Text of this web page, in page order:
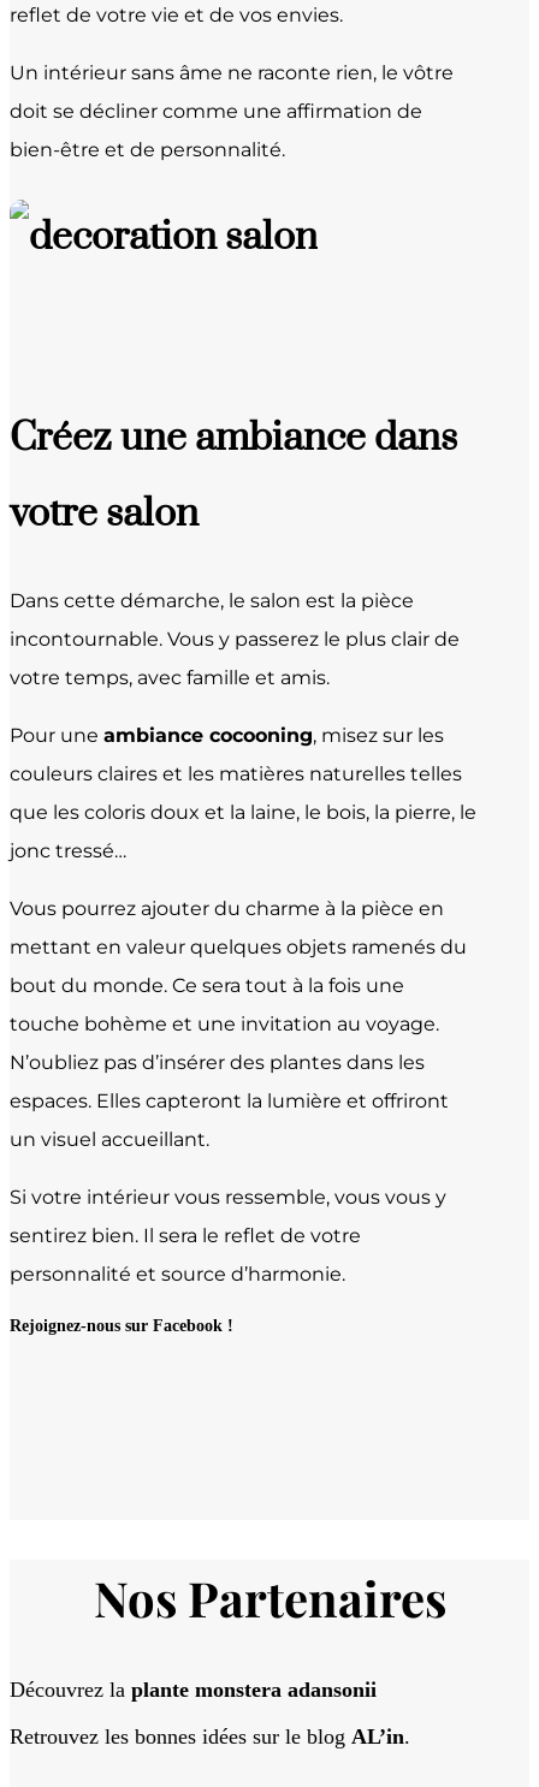
reflet de votre vie et de vos envies.
Un intérieur sans âme ne raconte rien, le vôtre
doit se décliner comme une affirmation de
bien-être et de personnalité.
Créez une ambiance dans
votre salon
Dans cette démarche, le salon est la pièce
incontournable. Vous y passerez le plus clair de
votre temps, avec famille et amis.
Pour une ambiance cocooning, misez sur les
couleurs claires et les matières naturelles telles
que les coloris doux et la laine, le bois, la pierre, le
jonc tressé…
Vous pourrez ajouter du charme à la pièce en
mettant en valeur quelques objets ramenés du
bout du monde. Ce sera tout à la fois une
touche bohème et une invitation au voyage.
N’oubliez pas d’insérer des plantes dans les
espaces. Elles capteront la lumière et offriront
un visuel accueillant.
Si votre intérieur vous ressemble, vous vous y
sentirez bien. Il sera le reflet de votre
personnalité et source d’harmonie.
Rejoignez-nous sur Facebook !
Nos Partenaires
Découvrez la plante monstera adansonii
Retrouvez les bonnes idées sur le blog AL’in.